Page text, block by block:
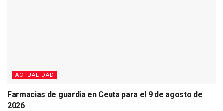
ACTUALIDAD
Farmacias de guardia en Ceuta para el 9 de agosto de
2026